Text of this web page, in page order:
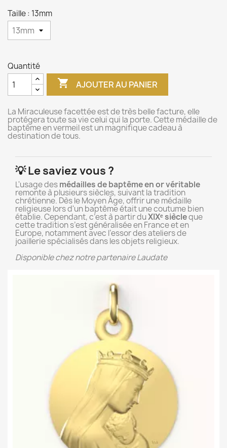
Taille : 13mm
Quantité
 AJOUTER AU PANIER
La Miraculeuse facettée est de très belle facture, elle
protégera toute sa vie celui qui la porte. Cette médaille de
baptême en vermeil est un magnifique cadeau à
destination de tous.
💡 Le saviez vous ?
L'usage desmédailles de baptême en or véritable
remonte à plusieurs siècles, suivant la tradition
chrétienne. Dès le Moyen Âge, offrir une médaille
religieuse lors d'un baptême était une coutume bien
établie. Cependant, c’est à partir duXIXᵉ siècleque
cette tradition s’est généralisée en France et en
Europe, notamment avec l’essor des ateliers de
joaillerie spécialisés dans les objets religieux.
Disponible chez notre partenaire Laudate